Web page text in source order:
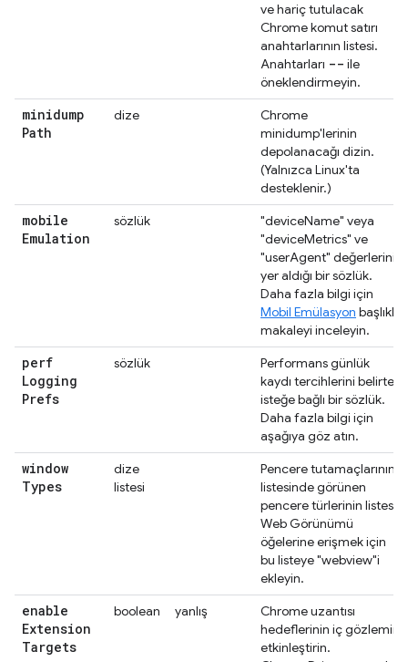
ve hariç tutulacak
Chrome komut satırı
anahtarlarının listesi.
Anahtarları -- ile
öneklendirmeyin.
minidump
Path
dize
Chrome
minidump'lerinin
depolanacağı dizin.
(Yalnızca Linux'ta
desteklenir.)
mobile
Emulation
sözlük
"deviceName" veya
"deviceMetrics" ve
"userAgent" değerlerinin
yer aldığı bir sözlük.
Daha fazla bilgi için
Mobil Emülasyon başlıklı
makaleyi inceleyin.
perf
Logging
Prefs
sözlük
Performans günlük
kaydı tercihlerini belirten
isteğe bağlı bir sözlük.
Daha fazla bilgi için
aşağıya göz atın.
window
Types
dize
listesi
Pencere tutamaçlarının
listesinde görünen
pencere türlerinin listesi.
Web Görünümü
öğelerine erişmek için
bu listeye "webview"i
ekleyin.
enable
Extension
Targets
boolean yanlış
Chrome uzantısı
hedeflerinin iç gözlemini
etkinleştirin.